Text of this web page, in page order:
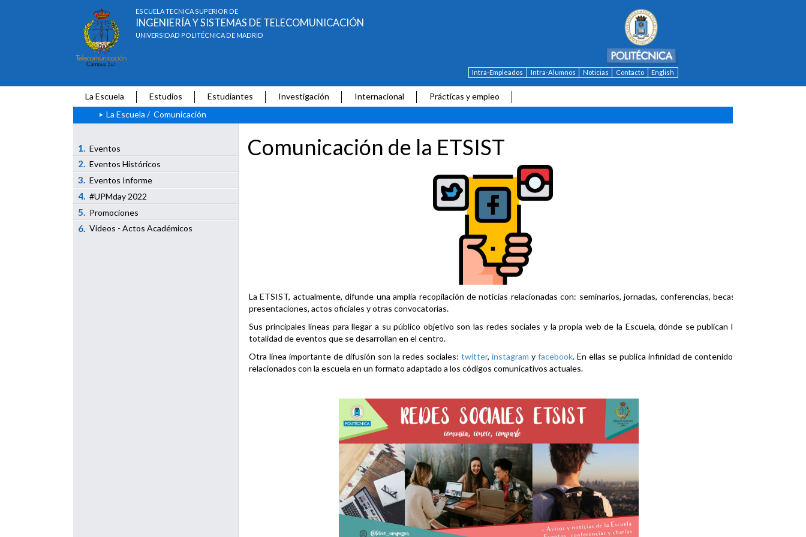
ESCUELA TÉCNICA SUPERIOR DE
INGENIERÍA Y SISTEMAS DE TELECOMUNICACIÓN
UNIVERSIDAD POLITÉCNICA DE MADRID
Intra-Empleados Intra-Alumnos Noticias Contacto English
La Escuela Estudios Estudiantes Investigación Internacional
Prácticas y empleo
La Escuela / Comunicación
1. Eventos
2. Eventos Históricos
3. Eventos Informe
4. #UPMday 2022
5. Promociones
6. Vídeos - Actos Académicos
Comunicación de la ETSIST
La ETSIST, actualmente, difunde una amplia recopilación de noticias relacionadas con: seminarios, jornadas, conferencias, becas,
presentaciones, actos oficiales y otras convocatorias.
Sus principales líneas para llegar a su público objetivo son las redes sociales y la propia web de la Escuela, dónde se publican la
totalidad de eventos que se desarrollan en el centro.
Otra línea importante de difusión son la redes sociales: twitter, instagram y facebook. En ellas se publica infinidad de contenidos
relacionados con la escuela en un formato adaptado a los códigos comunicativos actuales.